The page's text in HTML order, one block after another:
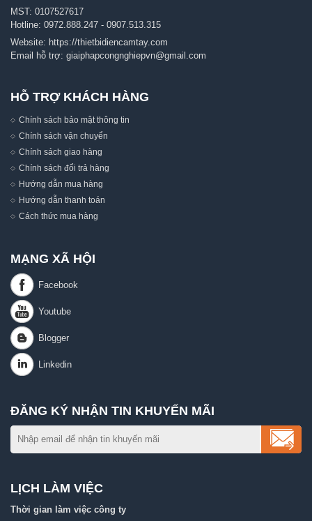
MST: 0107527617
Hotline: 0972.888.247 - 0907.513.315
Website: https://thietbidiencamtay.com
Email hỗ trợ: giaiphapcongnghiepvn@gmail.com
HỖ TRỢ KHÁCH HÀNG
Chính sách bảo mật thông tin
Chính sách vận chuyển
Chính sách giao hàng
Chính sách đổi trả hàng
Hướng dẫn mua hàng
Hướng dẫn thanh toán
Cách thức mua hàng
MẠNG XÃ HỘI
ĐĂNG KÝ NHẬN TIN KHUYẾN MÃI
LỊCH LÀM VIỆC
Thời gian làm việc công ty